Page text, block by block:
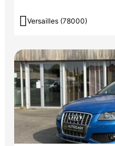
 Versailles (78000)